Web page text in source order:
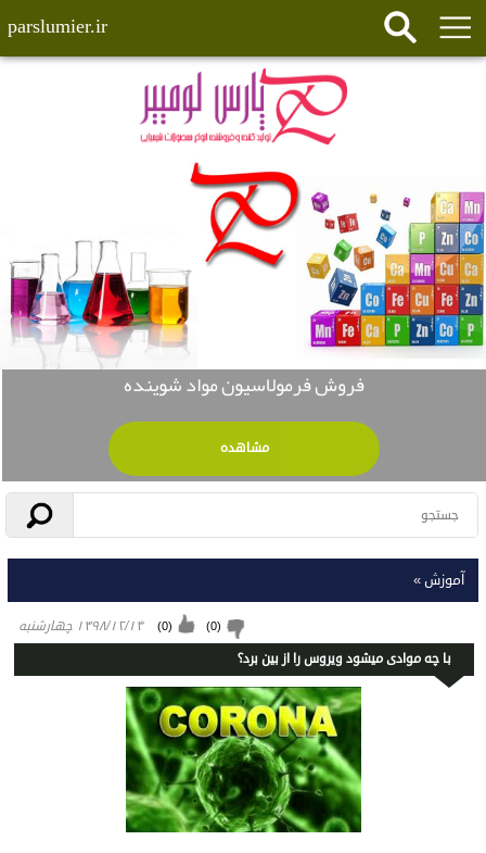
parslumier.ir
فروش فرمولاسیون مواد شوینده
مشاهده
آموزش»
۱۳۹۸/۱۲/۱۴ چهارشنبه (
0
) (
0
)
با چه موادی میشود ویروس را از بین برد؟